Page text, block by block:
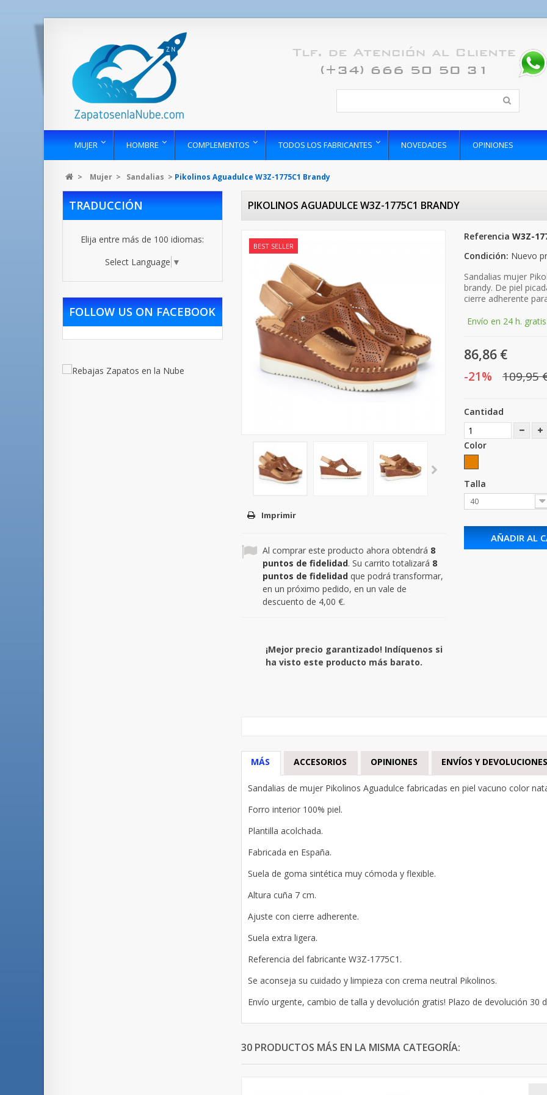
MUJER HOMBRE COMPLEMENTOS TODOS LOS FABRICANTES NOVEDADES OPINIONES
> Mujer > Sandalias > Pikolinos Aguadulce W3Z-1775C1 Brandy
TRADUCCIÓN
Elija entre más de 100 idiomas:
Select Language ▼
FOLLOW US ON FACEBOOK
PIKOLINOS AGUADULCE W3Z-1775C1 BRANDY
BEST SELLER
Imprimir
Al comprar este producto ahora obtendrá 8
puntos de fidelidad. Su carrito totalizará 8
puntos de fidelidadque podrá transformar,
en un próximo pedido, en un vale de
descuento de 4,00 €.
¡Mejor precio garantizado! Indíquenos si
ha visto este producto más barato.
Referencia W3Z-
Condición: Nuevo
Sandalias mujer
brandy. De piel
cierre adherente
Envío en 24 h.
86,86 €
-21% 109,95
Cantidad
Color
Talla
40
AÑADIR AL
MÁS ACCESORIOS OPINIONES ENVÍOS Y DEVOLUCIONES
Sandalias de mujer Pikolinos Aguadulce fabricadas en piel vacuno color
Forro interior 100% piel.
Plantilla acolchada.
Fabricada en España.
Suela de goma sintética muy cómoda y flexible.
Altura cuña 7 cm.
Ajuste con cierre adherente.
Suela extra ligera.
Referencia del fabricante W3Z-1775C1.
Se aconseja su cuidado y limpieza con crema neutral Pikolinos.
Envío urgente, cambio de talla y devolución gratis! Plazo de devolución 30
30 PRODUCTOS MÁS EN LA MISMA CATEGORÍA: